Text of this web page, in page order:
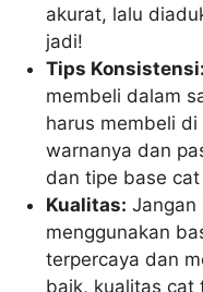
akurat, lalu
jadi!
Tips Konsistensi:
membeli dalam
harus membeli
warnanya dan
dan tipe base
Kualitas: Jangan
menggunakan
terpercaya dan
baik, kualitas cat